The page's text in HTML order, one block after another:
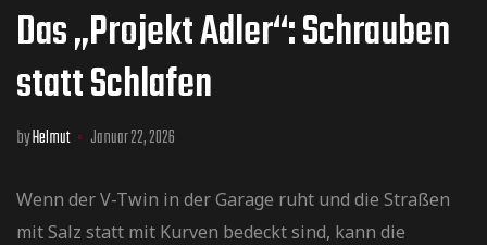
Das „Projekt Adler“: Schrauben
statt Schlafen
byHelmut Januar 22, 2026
Wenn der V-Twin in der Garage ruht und die Straßen
mit Salz statt mit Kurven bedeckt sind, kann die